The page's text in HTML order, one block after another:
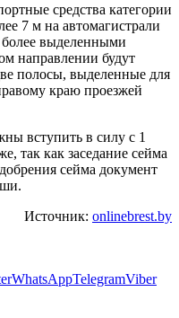
средства категории
7 м на автомагистрали
выделенными
направлении будут
полосы, выделенные для
краю проезжей
вступить в силу с 1
так как заседание сейма
сейма документ
Источник: onlinebrest.by
WhatsAppTelegramViber